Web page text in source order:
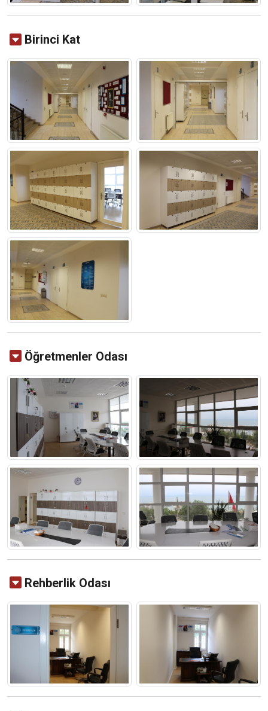
Birinci Kat
Öğretmenler Odası
Rehberlik Odası